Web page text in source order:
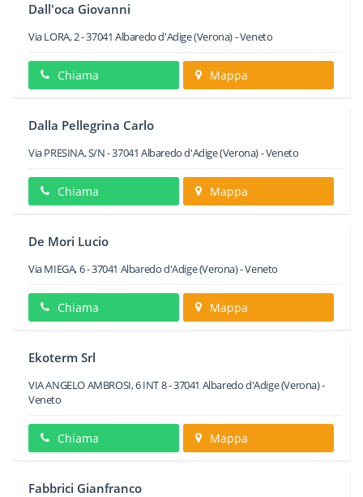
Dall'oca Giovanni
Via LORA, 2-37041 Albaredo d'Adige(Verona) -Veneto
Chiama Mappa
Dalla Pellegrina Carlo
Via PRESINA, S/N-37041 Albaredo d'Adige(Verona) -Veneto
Chiama Mappa
De Mori Lucio
Via MIEGA, 6-37041 Albaredo d'Adige(Verona) -Veneto
Chiama Mappa
Ekoterm Srl
VIA ANGELO AMBROSI, 6 INT 8-37041 Albaredo d'Adige(Verona) -
Veneto
Chiama Mappa
Fabbrici Gianfranco